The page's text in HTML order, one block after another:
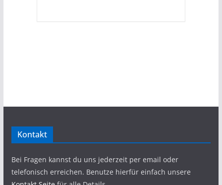
Kontakt
Bei Fragen kannst du uns jederzeit per email oder
telefonisch erreichen. Benutze hierfür einfach unsere